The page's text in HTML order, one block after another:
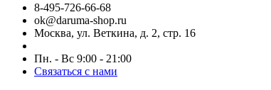
8-495-726-66-68
ok@daruma-shop.ru
Москва, ул. Веткина, д. 2, стр. 16
Пн. - Вс 9:00 - 21:00
Связаться с нами